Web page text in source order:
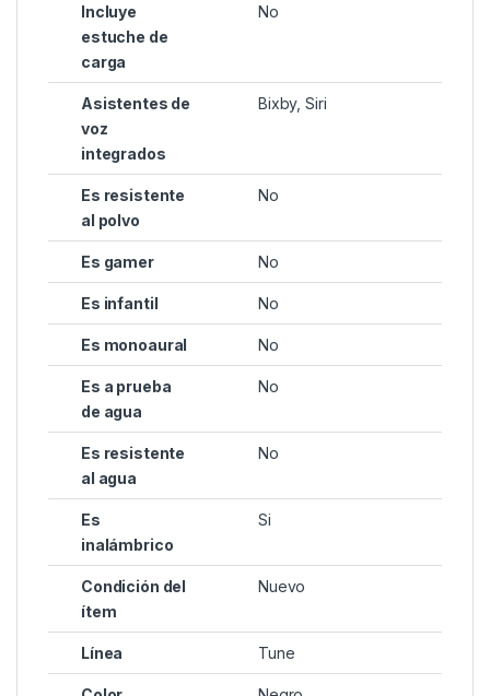
Incluye
estuche de
carga
No
Asistentes de
voz
integrados
Bixby, Siri
Es resistente
al polvo
No
Es gamer No
Es infantil No
Es monoaural No
Es a prueba
de agua
No
Es resistente
al agua
No
Es
inalámbrico
Si
Condición del
ítem
Nuevo
Línea Tune